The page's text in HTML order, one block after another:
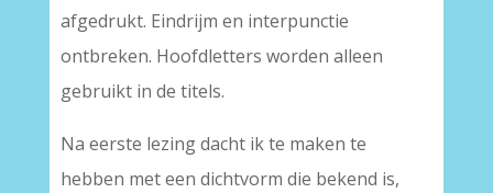
afgedrukt. Eindrijm en interpunctie
ontbreken. Hoofdletters worden alleen
gebruikt in de titels.
Na eerste lezing dacht ik te maken te
hebben met een dichtvorm die bekend is,